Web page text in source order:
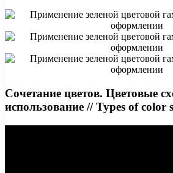
Сочетание цветов. Цветовые
использование // Types of color